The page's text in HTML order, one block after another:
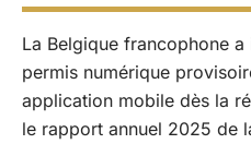
La Belgique francophone
permis numérique
application mobile dès la
le rapport annuel 2025 de